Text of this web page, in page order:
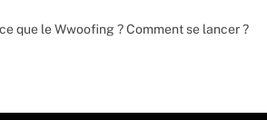
ce que le Wwoofing ? Comment se lancer ?